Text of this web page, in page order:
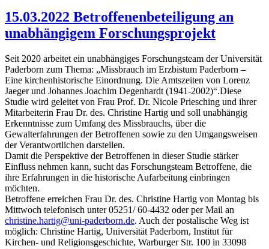
15.03.2022 Betroffenenbeteiligung an
unabhängigem Forschungsprojekt
Seit 2020 arbeitet ein unabhängiges Forschungsteam der Universität
Paderborn zum Thema: „Missbrauch im Erzbistum Paderborn –
Eine kirchenhistorische Einordnung. Die Amtszeiten von Lorenz
Jaeger und Johannes Joachim Degenhardt (1941-2002)“.Diese
Studie wird geleitet von Frau Prof. Dr. Nicole Priesching und ihrer
Mitarbeiterin Frau Dr. des. Christine Hartig und soll unabhängig
Erkenntnisse zum Umfang des Missbrauchs, über die
Gewalterfahrungen der Betroffenen sowie zu den Umgangsweisen
der Verantwortlichen darstellen.
Damit die Perspektive der Betroffenen in dieser Studie stärker
Einfluss nehmen kann, sucht das Forschungsteam Betroffene, die
ihre Erfahrungen in die historische Aufarbeitung einbringen
möchten.
Betroffene erreichen Frau Dr. des. Christine Hartig von Montag bis
Mittwoch telefonisch unter 05251/ 60-4432 oder per Mail an
christine.hartig@uni-paderborn.de. Auch der postalische Weg ist
möglich: Christine Hartig, Universität Paderborn, Institut für
Kirchen- und Religionsgeschichte, Warburger Str. 100 in 33098